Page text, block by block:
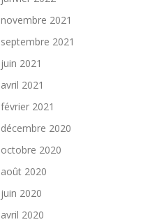
novembre 2021
septembre 2021
juin 2021
avril 2021
février 2021
décembre 2020
octobre 2020
août 2020
juin 2020
avril 2020